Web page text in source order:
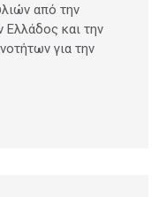
από την
Ελλάδος και την
για την